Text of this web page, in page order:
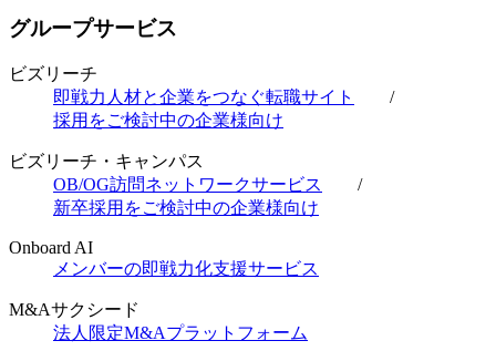
グループサービス
ビズリーチ
即戦力人材と企業をつなぐ転職サイト
/
採用をご検討中の企業様向け
ビズリーチ・キャンパス
OB/OG訪問ネットワークサービス
/
新卒採用をご検討中の企業様向け
Onboard AI
メンバーの即戦力化支援サービス
M&Aサクシード
法人限定M&Aプラットフォーム